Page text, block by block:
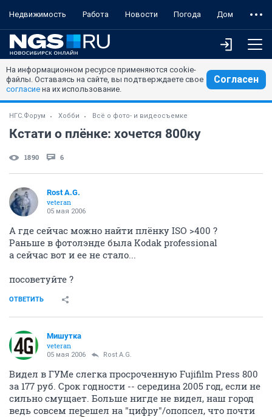
Недвижимость Работа Новости Погода Дом
На информационном ресурсе применяются cookie-
файлы. Оставаясь на сайте, вы подтверждаете свое
согласие на их использование.
Согласен
НГС.Форум Хобби Всё о фото- и видеосъемке
Кстати о плёнке: хочется 800ку
1890 6
Rost A.G.
veteran
05 мая 2006
А где сейчас можно найти плёнку ISO >400 ?
Раньше в фотолэнде была Kodak professional
а сейчас вот и ее не стало...
посоветуйте ?
ОТВЕТИТЬ
Мишутка
veteran
05 мая 2006 Rost A.G.
Видел в ГУМе слегка просроченную Fujifilm Press 800
за 177 руб. Срок годности -- середина 2005 год, если не
сильно смущает. Больше нигде не видел, наш город
ведь совсем перешел на "цифру"/опопсел, что почти